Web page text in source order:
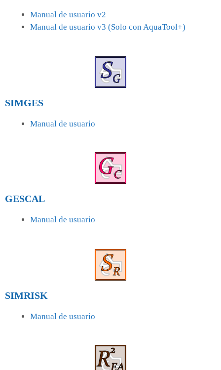
Manual de usuario v2
Manual de usuario v3 (Solo con AquaTool+)
SIMGES
Manual de usuario
GESCAL
Manual de usuario
SIMRISK
Manual de usuario